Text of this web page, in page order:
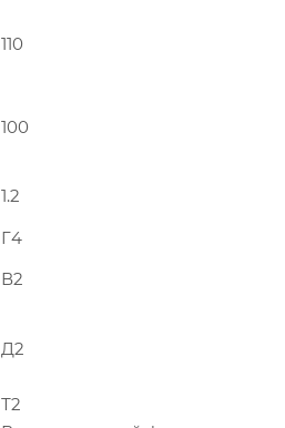
110
100
1.2
Г4
В2
Д2
Т2